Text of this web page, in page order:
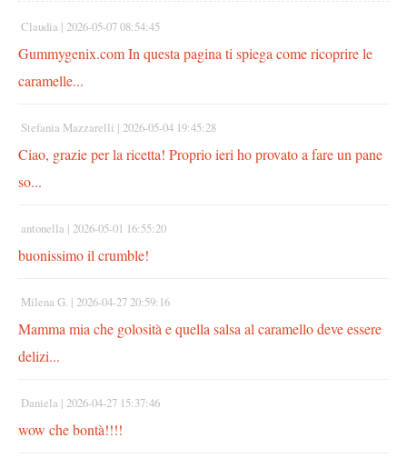
Claudia | 2026-05-07 08:54:45
Gummygenix.com In questa pagina ti spiega come ricoprire le
caramelle...
Stefania Mazzarelli | 2026-05-04 19:45:28
Ciao, grazie per la ricetta! Proprio ieri ho provato a fare un pane
so...
antonella | 2026-05-01 16:55:20
buonissimo il crumble!
Milena G. | 2026-04-27 20:59:16
Mamma mia che golosità e quella salsa al caramello deve essere
delizi...
Daniela | 2026-04-27 15:37:46
wow che bontà!!!!